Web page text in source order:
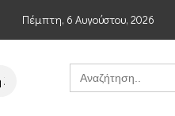
Πέμπτη, 6 Αυγούστου, 2026
αλυσίδας σούπερ μάρκετ
Search
for: